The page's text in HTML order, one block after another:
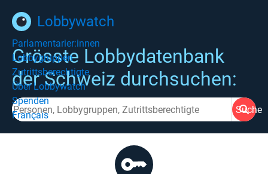
Lobbywatch
Parlamentarier:innen
Lobbygruppen
Zutrittsberechtigte
Über Lobbywatch
Spenden
Français
Grösste Lobbydatenbank
der Schweiz durchsuchen:
Suche